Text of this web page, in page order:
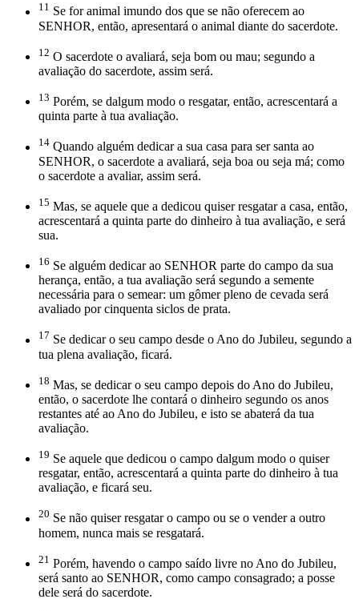
11 Se for animal imundo dos que se não oferecem ao
SENHOR, então, apresentará o animal diante do sacerdote.
12 O sacerdote o avaliará, seja bom ou mau; segundo a
avaliação do sacerdote, assim será.
13 Porém, se dalgum modo o resgatar, então, acrescentará a
quinta parte à tua avaliação.
14 Quando alguém dedicar a sua casa para ser santa ao
SENHOR, o sacerdote a avaliará, seja boa ou seja má; como
o sacerdote a avaliar, assim será.
15 Mas, se aquele que a dedicou quiser resgatar a casa, então,
acrescentará a quinta parte do dinheiro à tua avaliação, e será
sua.
16 Se alguém dedicar ao SENHOR parte do campo da sua
herança, então, a tua avaliação será segundo a semente
necessária para o semear: um gômer pleno de cevada será
avaliado por cinquenta siclos de prata.
17 Se dedicar o seu campo desde o Ano do Jubileu, segundo a
tua plena avaliação, ficará.
18 Mas, se dedicar o seu campo depois do Ano do Jubileu,
então, o sacerdote lhe contará o dinheiro segundo os anos
restantes até ao Ano do Jubileu, e isto se abaterá da tua
avaliação.
19 Se aquele que dedicou o campo dalgum modo o quiser
resgatar, então, acrescentará a quinta parte do dinheiro à tua
avaliação, e ficará seu.
20 Se não quiser resgatar o campo ou se o vender a outro
homem, nunca mais se resgatará.
21 Porém, havendo o campo saído livre no Ano do Jubileu,
será santo ao SENHOR, como campo consagrado; a posse
dele será do sacerdote.